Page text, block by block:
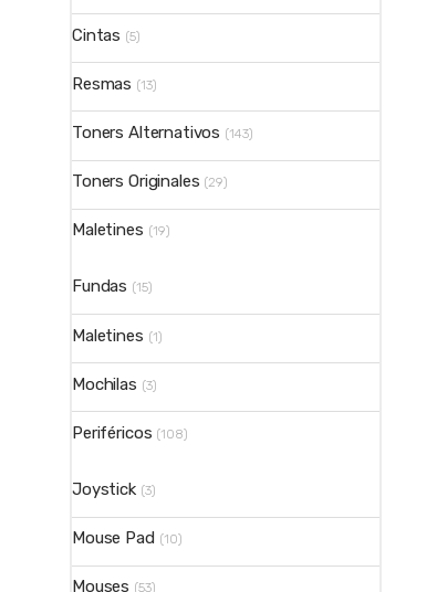
Cintas (5)
Resmas (13)
Toners Alternativos (143)
Toners Originales (29)
Maletines (19)
Fundas (15)
Maletines (1)
Mochilas (3)
Periféricos (108)
Joystick (3)
Mouse Pad (10)
Mouses (53)